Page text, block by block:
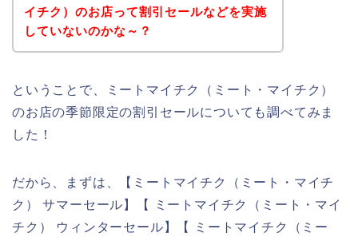
イチク）のお店って割引セールなどを実施
していないのかな～？
ということで、ミートマイチク（ミート・マイチク）
のお店の季節限定の割引セールについても調べてみま
した！
だから、まずは、【ミートマイチク（ミート・マイチ
ク） サマーセール】【 ミートマイチク（ミート・マイ
チク） ウィンターセール】【 ミートマイチク（ミー